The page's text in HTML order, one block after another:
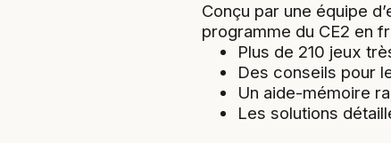
Conçu par une équipe
programme du CE2 en
Plus de 210 jeux
Des conseils pour
Un aide-mémoire
Les solutions